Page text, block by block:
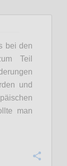
bei den
Teil
und
man